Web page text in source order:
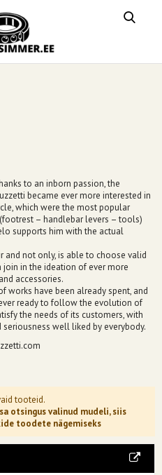
to an inborn passion, the
became ever more interested in
which were the most popular
– handlebar levers – tools)
supports him with the actual
and not only, is able to choose valid
in the ideation of ever more
accessories.
works have been already spent, and
ready to follow the evolution of
the needs of its customers, with
well liked by everybody.
tooteid.
otsingus valinud mudeli, siis
toodete nägemiseks